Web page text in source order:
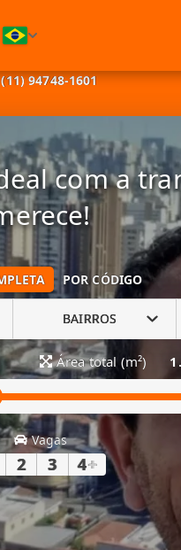
(11) 94748-1601
com a
POR CÓDIGO
BAIRROS
Área total (m²)
Vagas
2 3 4+